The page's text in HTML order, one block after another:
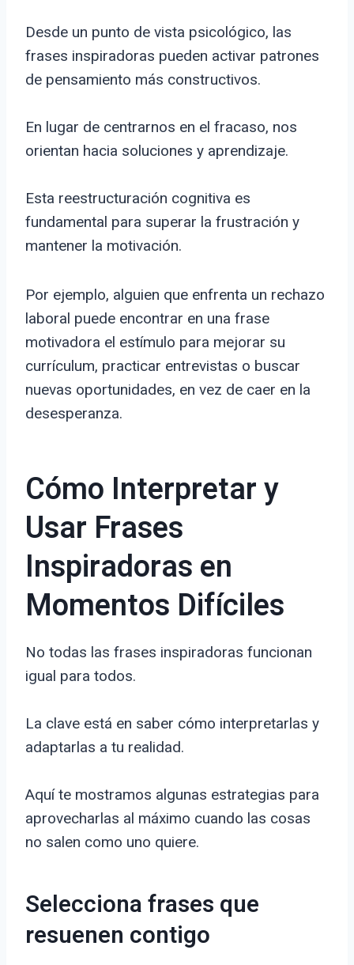
Desde un punto de vista psicológico, las
frases inspiradoras pueden activar patrones
de pensamiento más constructivos.
En lugar de centrarnos en el fracaso, nos
orientan hacia soluciones y aprendizaje.
Esta reestructuración cognitiva es
fundamental para superar la frustración y
mantener la motivación.
Por ejemplo, alguien que enfrenta un rechazo
laboral puede encontrar en una frase
motivadora el estímulo para mejorar su
currículum, practicar entrevistas o buscar
nuevas oportunidades, en vez de caer en la
desesperanza.
Cómo Interpretar y
Usar Frases
Inspiradoras en
Momentos Difíciles
No todas las frases inspiradoras funcionan
igual para todos.
La clave está en saber cómo interpretarlas y
adaptarlas a tu realidad.
Aquí te mostramos algunas estrategias para
aprovecharlas al máximo cuando las cosas
no salen como uno quiere.
Selecciona frases que
resuenen contigo